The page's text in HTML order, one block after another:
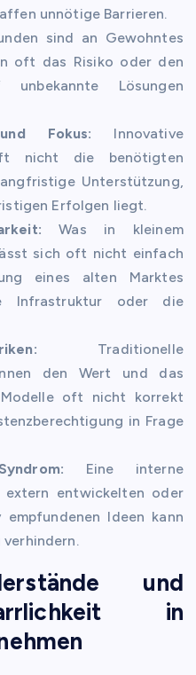
unnötige Barrieren.
sind an Gewohntes
oft das Risiko oder den
Lösungen
Fokus: Innovative
nicht die benötigten
Unterstützung,
Erfolgen liegt.
Was in kleinem
sich oft nicht einfach
eines alten Marktes
Infrastruktur oder die
Traditionelle
den Wert und das
oft nicht korrekt
in Frage
Eine interne
extern entwickelten oder
Ideen kann
verhindern.
und
in